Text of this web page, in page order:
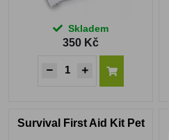
Skladem
350 Kč
Survival First Aid Kit Pet